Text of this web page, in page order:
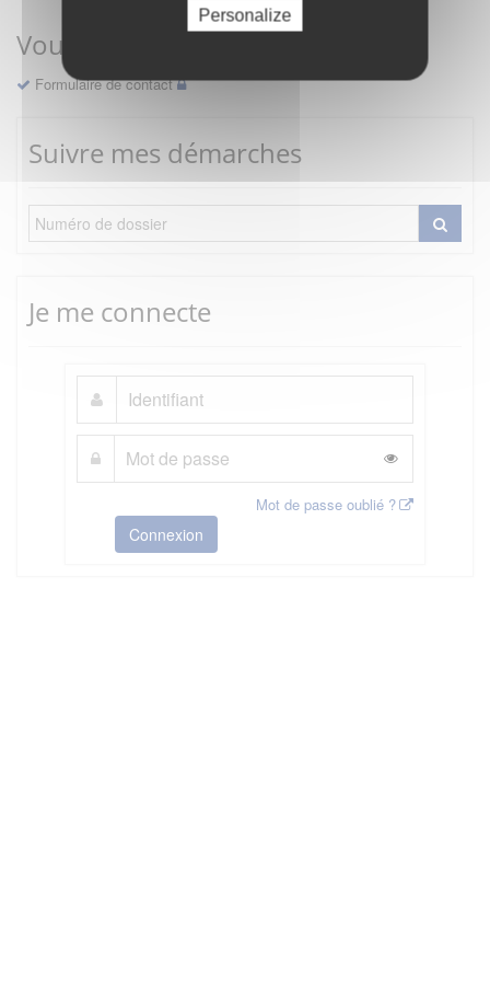
Personalize
Vous avez une question ?
Formulaire de contact
Suivre mes démarches
Je me connecte
Mot de passe oublié ?
Connexion